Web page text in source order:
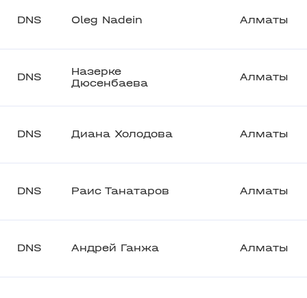
DNS Oleg Nadein Алматы
DNS
Назерке
Дюсенбаева
Алматы
DNS Диана Холодова Алматы
DNS Раис Танатаров Алматы
DNS Андрей Ганжа Алматы